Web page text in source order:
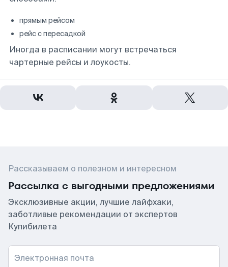
прямым рейсом
рейс с пересадкой
Иногда в расписании могут встречаться
чартерные рейсы и лоукосты.
Рассказываем о полезном и интересном
Рассылка с выгодными предложениями
Эксклюзивные акции, лучшие лайфхаки,
заботливые рекомендации от экспертов
Купибилета
Электронная почта